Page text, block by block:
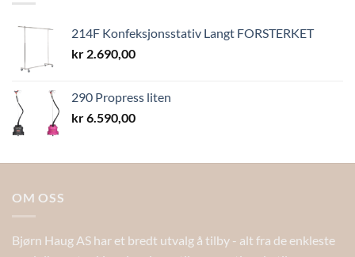
214F Konfeksjonsstativ Langt FORSTERKET
kr 2.690,00
290 Propress liten
kr6.590,00
OM OSS
Bjørn Haug AS har et bredt utvalg å tilby - alt fra de enkleste